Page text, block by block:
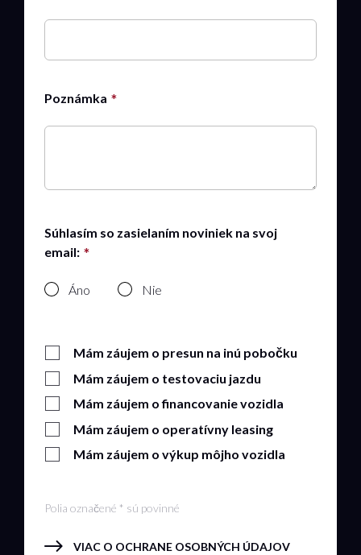
Poznámka
Súhlasím so zasielaním noviniek na svoj
email:
Áno Nie
Mám záujem o presun na inú pobočku
Mám záujem o testovaciu jazdu
Mám záujem o financovanie vozidla
Mám záujem o operatívny leasing
Mám záujem o výkup môjho vozidla
Polia označené * sú povinné
VIAC O OCHRANE OSOBNÝCH ÚDAJOV